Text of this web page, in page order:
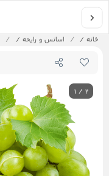
خانه / اسانس و رایحه /
1 / 2